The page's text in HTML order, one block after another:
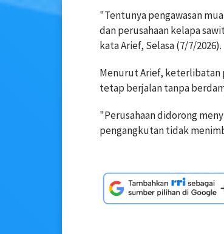
"Tentunya pengawasan
dan perusahaan kelapa
kata Arief, Selasa (7/7/2026).
Menurut Arief, keterlibatan
tetap berjalan tanpa
"Perusahaan didorong
pengangkutan tidak